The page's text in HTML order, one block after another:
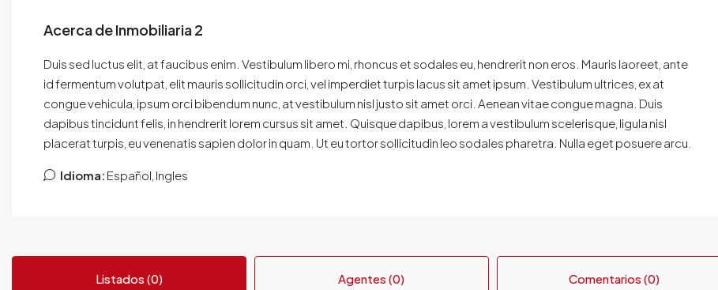
Acerca de Inmobiliaria 2
Duis sed luctus elit, at faucibus enim. Vestibulum libero mi, rhoncus et sodales eu, hendrerit non eros. Mauris laoreet, ante
id fermentum volutpat, elit mauris sollicitudin orci, vel imperdiet turpis lacus sit amet ipsum. Vestibulum ultrices, ex at
congue vehicula, ipsum orci bibendum nunc, at vestibulum nisl justo sit amet orci. Aenean vitae congue magna. Duis
dapibus tincidunt felis, in hendrerit lorem cursus sit amet. Quisque dapibus, lorem a vestibulum scelerisque, ligula nisl
placerat turpis, eu venenatis sapien dolor in quam. Ut eu tortor sollicitudin leo sodales pharetra. Nulla eget posuere arcu.
Idioma: Español, Ingles
Listados (0) Agentes (0) Comentarios (0)